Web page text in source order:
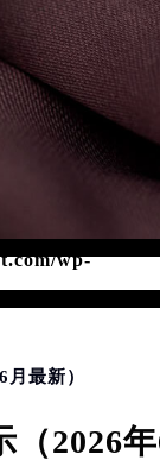
wp-
最新）
2026年